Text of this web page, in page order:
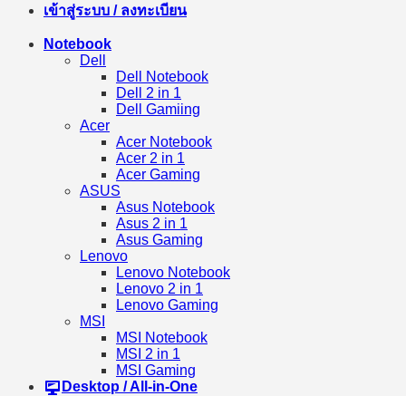
เข้าสู่ระบบ / ลงทะเบียน
Notebook
Dell
Dell Notebook
Dell 2 in 1
Dell Gamiing
Acer
Acer Notebook
Acer 2 in 1
Acer Gaming
ASUS
Asus Notebook
Asus 2 in 1
Asus Gaming
Lenovo
Lenovo Notebook
Lenovo 2 in 1
Lenovo Gaming
MSI
MSI Notebook
MSI 2 in 1
MSI Gaming
Desktop / All-in-One